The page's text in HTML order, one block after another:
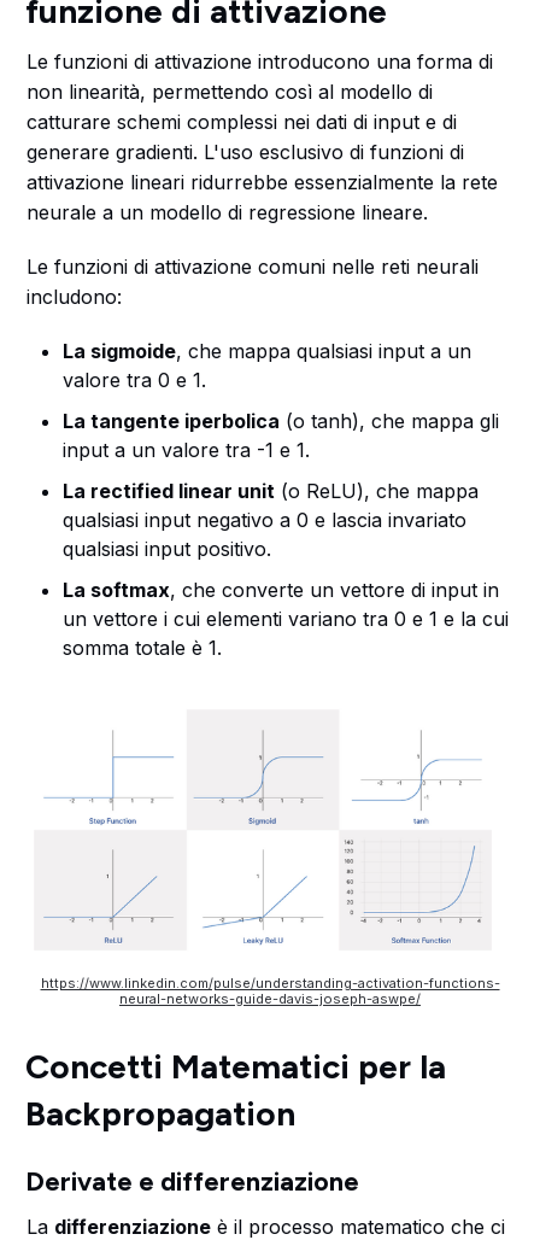
funzione di attivazione
Le funzioni di attivazione introducono una forma di
non linearità, permettendo così al modello di
catturare schemi complessi nei dati di input e di
generare gradienti. L'uso esclusivo di funzioni di
attivazione lineari ridurrebbe essenzialmente la rete
neurale a un modello di regressione lineare.
Le funzioni di attivazione comuni nelle reti neurali
includono:
La sigmoide, che mappa qualsiasi input a un
valore tra 0 e 1.
La tangente iperbolica (o tanh), che mappa gli
input a un valore tra -1 e 1.
La rectified linear unit (o ReLU), che mappa
qualsiasi input negativo a 0 e lascia invariato
qualsiasi input positivo.
La softmax, che converte un vettore di input in
un vettore i cui elementi variano tra 0 e 1 e la cui
somma totale è 1.
https://www.linkedin.com/pulse/understanding-activation-functions-
neural-networks-guide-davis-joseph-aswpe/
Concetti Matematici per la
Backpropagation
Derivate e differenziazione
La differenziazione è il processo matematico che ci